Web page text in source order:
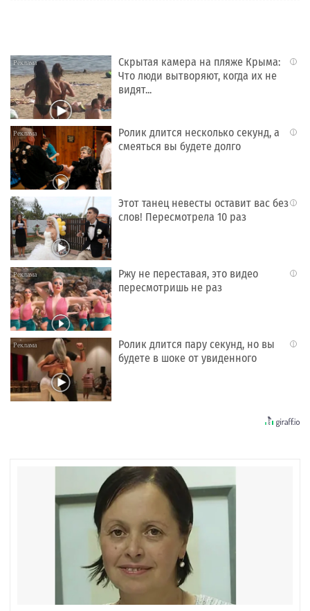
i
Скрытая камера на пляже Крыма:
Что люди вытворяют, когда их не
видят...
i
Ролик длится несколько секунд, а
смеяться вы будете долго
i
Этот танец невесты оставит вас без
слов! Пересмотрела 10 раз
i
Ржу не переставая, это видео
пересмотришь не раз
i
Ролик длится пару секунд, но вы
будете в шоке от увиденного